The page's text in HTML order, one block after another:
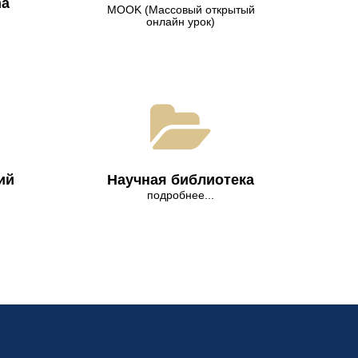
МООK (Массовый открытый
онлайн урок)
Научная библиотека
подробнее...